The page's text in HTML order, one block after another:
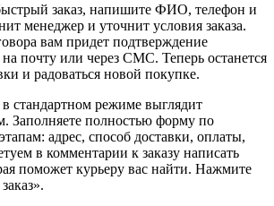
заказ, напишите ФИО, телефон и
менеджер и уточнит условия заказа.
вам придет подтверждение
почту или через СМС. Теперь останется
и радоваться новой покупке.
стандартном режиме выглядит
Заполняете полностью форму по
адрес, способ доставки, оплаты,
в комментарии к заказу написать
поможет курьеру вас найти. Нажмите